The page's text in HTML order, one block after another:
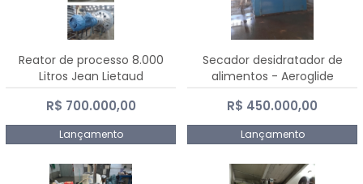
Reator de processo 8.000
Litros Jean Lietaud
R$ 700.000,00
Lançamento
Secador desidratador de
alimentos - Aeroglide
R$ 450.000,00
Lançamento